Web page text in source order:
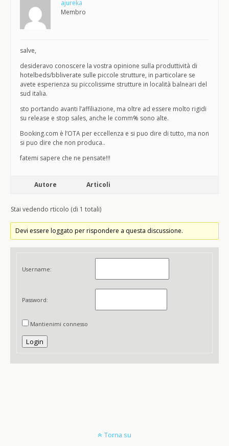
ajureka
Membro
salve,
desideravo conoscere la vostra opinione sulla produttività di
hotelbeds/bbliverate sulle piccole strutture, in particolare se
avete esperienza su piccolissime strutture in località balneari del
sud italia.
sto portando avanti l’affiliazione, ma oltre ad essere molto rigidi
su release e stop sales, anche le comm% sono alte.
Booking.com è l’OTA per eccellenza e si puo dire di tutto, ma non
si puo dire che non produca..
fatemi sapere che ne pensate!!!
Autore Articoli
Stai vedendo rticolo (di 1 totali)
Devi essere loggato per rispondere a questa discussione.
Username:
Password:
Mantienimi connesso
Login
Torna su